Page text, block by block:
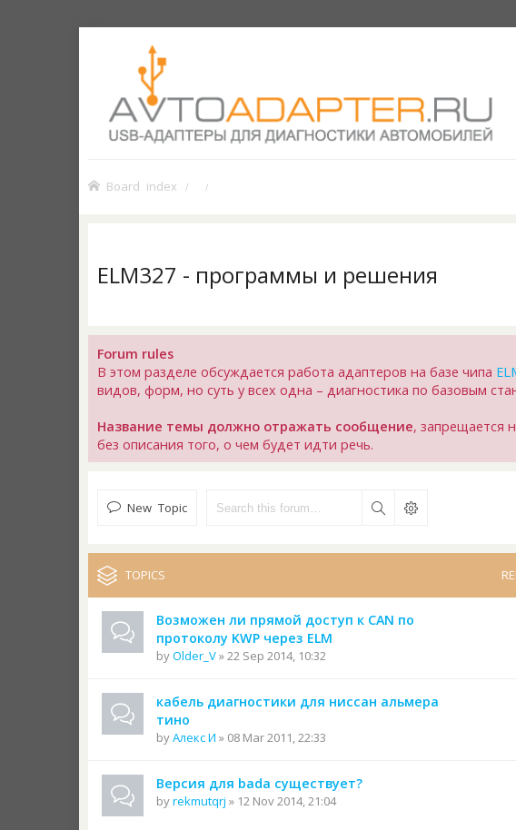
Board index
ELM327 - программы и решения
Forum rules
В этом разделе обсуждается работа адаптеров на базе чипа
видов, форм, но суть у всех одна – диагностика по базовым
Название темы должно отражать сообщение, запрещается
без описания того, о чем будет идти речь.
New Topic
TOPICS
Возможен ли прямой доступ к CAN по
протоколу KWP через ELM
byOlder_V» 22 Sep 2014, 10:32
кабель диагностики для ниссан альмера
тино
byАлекс И » 08 Mar 2011, 22:33
Версия для bada существует?
byrekmutqrj » 12 Nov 2014, 21:04